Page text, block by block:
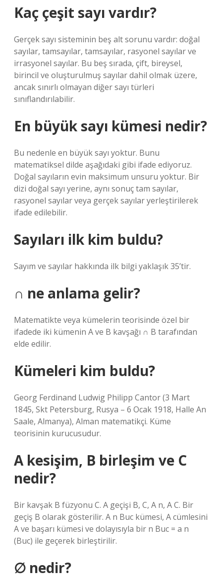
Kaç çeşit sayı vardır?
Gerçek sayı sisteminin beş alt sorunu vardır: doğal
sayılar, tamsayılar, tamsayılar, rasyonel sayılar ve
irrasyonel sayılar. Bu beş sırada, çift, bireysel,
birincil ve oluşturulmuş sayılar dahil olmak üzere,
ancak sınırlı olmayan diğer sayı türleri
sınıflandırılabilir.
En büyük sayı kümesi nedir?
Bu nedenle en büyük sayı yoktur. Bunu
matematiksel dilde aşağıdaki gibi ifade ediyoruz.
Doğal sayıların evin maksimum unsuru yoktur. Bir
dizi doğal sayı yerine, aynı sonuç tam sayılar,
rasyonel sayılar veya gerçek sayılar yerleştirilerek
ifade edilebilir.
Sayıları ilk kim buldu?
Sayım ve sayılar hakkında ilk bilgi yaklaşık 35’tir.
∩ ne anlama gelir?
Matematikte veya kümelerin teorisinde özel bir
ifadede iki kümenin A ve B kavşağı ∩ B tarafından
elde edilir.
Kümeleri kim buldu?
Georg Ferdinand Ludwig Philipp Cantor (3 Mart
1845, Skt Petersburg, Rusya – 6 Ocak 1918, Halle An
Saale, Almanya), Alman matematikçi. Küme
teorisinin kurucusudur.
A kesişim, B birleşim ve C
nedir?
Bir kavşak B füzyonu C. A geçişi B, C, A n, A C. Bir
geçiş B olarak gösterilir. A n Buc kümesi, A cümlesini
A ve başarı kümesi ve dolayısıyla bir n Buc = a n
(Buc) ile geçerek birleştirilir.
∅ nedir?